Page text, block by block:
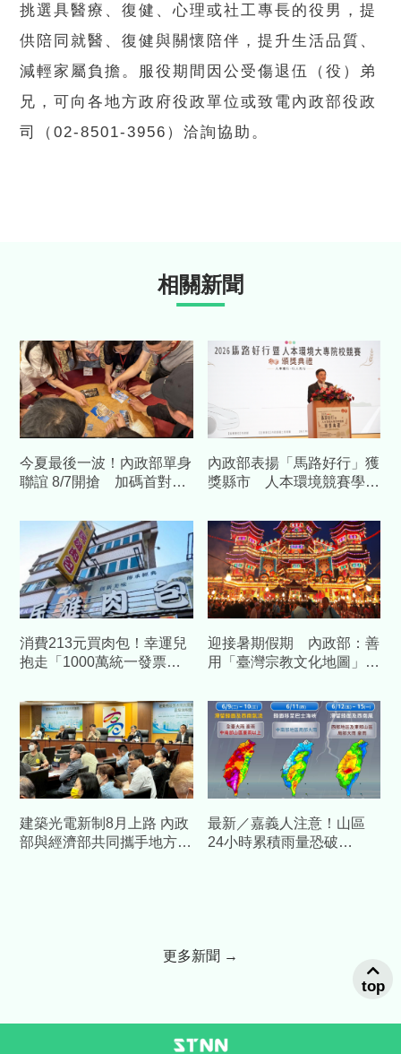
挑選具醫療、復健、心理或社工專長的役男，提
供陪同就醫、復健與關懷陪伴，提升生活品質、
減輕家屬負擔。服役期間因公受傷退伍（役）弟
兄，可向各地方政府役政單位或致電內政部役政
司（02-8501-3956）洽詢協助。
相關新聞
今夏最後一波！內政部單身
聯誼 8/7開搶 加碼首對結
內政部表揚「馬路好行」獲
獎縣市 人本環境競賽學生
消費213元買肉包！幸運兒
抱走「1000萬統一發票」
迎接暑期假期 內政部：善
用「臺灣宗教文化地圖」
建築光電新制8月上路 內政
部與經濟部共同攜手地方與
最新／嘉義人注意！山區
24小時累積雨量恐破
更多新聞 →
top